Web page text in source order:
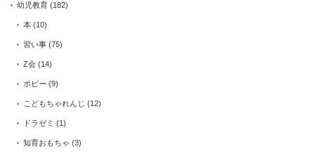
幼児教育 (182)
本 (10)
習い事 (75)
Z会 (14)
ポピー (9)
こどもちゃれんじ (12)
ドラゼミ (1)
知育おもちゃ (3)